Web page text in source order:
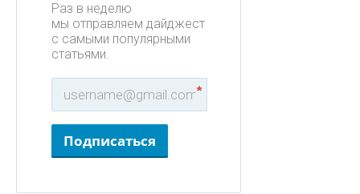
Раз в неделю
мы отправляем дайджест
с самыми популярными
статьями.
*
Подписаться